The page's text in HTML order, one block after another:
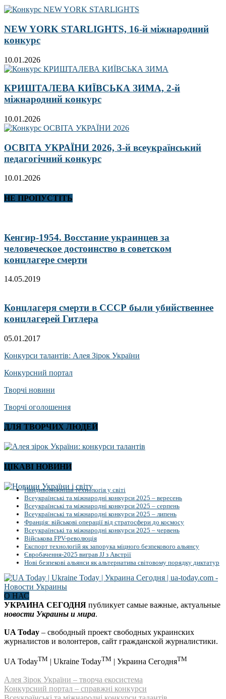
NEW YORK STARLIGHTS, 16-й міжнародний
конкурс
10.01.2026
КРИШТАЛЕВА КИЇВСЬКА ЗИМА, 2-й
міжнародний конкурс
10.01.2026
ОСВІТА УКРАЇНИ 2026, 3-й всеукраїнський
педагогічний конкурс
10.01.2026
НЕ ПРОПУСТІТЬ
Кенгир-1954. Восстание украинцев за
человеческое достоинство в советском
концлагере смерти
14.05.2019
Концлагеря смерти в СССР были убийственнее
концлагерей Гитлера
05.01.2017
Конкурси талантів: Алея Зірок України
Конкурсний портал
Творчі новини
Творчі оголошення
ДЛЯ ТВОРЧИХ ЛЮДЕЙ
ЦІКАВІ НОВИНИ
Найдивовижніша технологія у світі
Всеукраїнські та міжнародні конкурси 2025 – вересень
Всеукраїнські та міжнародні конкурси 2025 – серпень
Всеукраїнські та міжнародні конкурси 2025 – липень
Франція: військові операції від стратосфери до космосу
Всеукраїнські та міжнародні конкурси 2025 – червень
Військова FPV-революція
Експорт технологій як запорука міцного безпекового альянсу
Євробачення-2025 виграв JJ з Австрії
Нові безпекові альянси як альтернатива світовому порядку диктатур
О НАС
УКРАИНА СЕГОДНЯ публикует самые важные, актуальные
новости Украины и мира.
UA Today – свободный проект свободных украинских
журналистов и волонтеров, сайт гражданской журналистики.
UA TodayTM | Ukraine TodayTM | Украина СегодняTM
Алея Зірок України – творча екосистема
Конкурсний портал – справжні конкурси